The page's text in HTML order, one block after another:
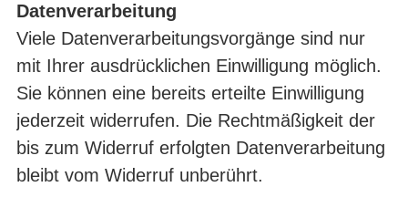
Datenverarbeitung
Viele Datenverarbeitungsvorgänge sind nur
mit Ihrer ausdrücklichen Einwilligung möglich.
Sie können eine bereits erteilte Einwilligung
jederzeit widerrufen. Die Rechtmäßigkeit der
bis zum Widerruf erfolgten Datenverarbeitung
bleibt vom Widerruf unberührt.